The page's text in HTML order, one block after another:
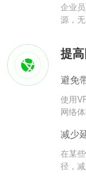
企业
源，
提
避免
使用
网络体
减少
在某
径，